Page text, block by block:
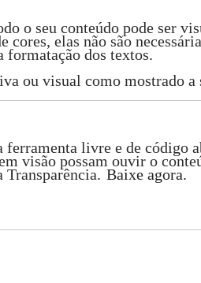
o seu conteúdo pode ser
elas não são
formatação dos textos.
ou visual como mostrado a
livre e de código
visão possam ouvir o
Baixe agora.